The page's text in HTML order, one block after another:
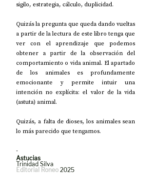
sigilo, estrategia, cálculo, duplicidad.
Quizás la pregunta que queda dando vueltas
a partir de la lectura de este libro tenga que
ver con el aprendizaje que podemos
obtener a partir de la observación del
comportamiento o vida animal. El apartado
de los animales es profundamente
emocionante y permite intuir una
intención no explícita: el valor de la vida
(astuta) animal.
Quizás, a falta de dioses, los animales sean
lo más parecido que tengamos.
-
Astucias
Trinidad Silva
Editorial Roneo 2025